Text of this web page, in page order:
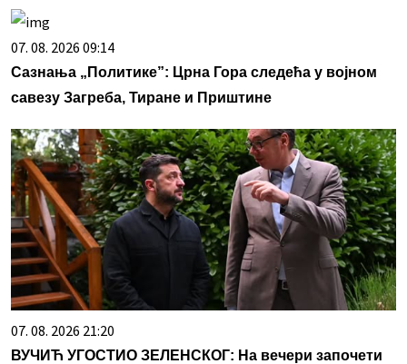
07. 08. 2026 09:14
Сазнања „Политике”: Црна Гора следећа у војном
савезу Загреба, Тиране и Приштине
07. 08. 2026 21:20
ВУЧИЋ УГОСТИО ЗЕЛЕНСКОГ: На вечери започети